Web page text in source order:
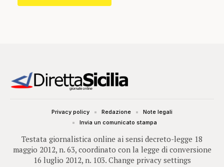
Testata giornalistica online ai sensi decreto-legge 18
maggio 2012, n. 63, coordinato con la legge di conversione
16 luglio 2012, n. 103. Change privacy settings
Privacy policy Redazione
Note legali
Invia un comunicato stampa